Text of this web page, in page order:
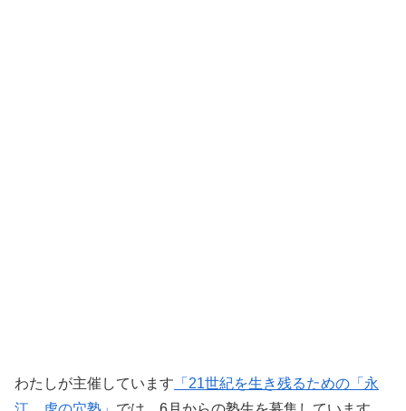
わたしが主催しています 「21世紀を生き残るための「永